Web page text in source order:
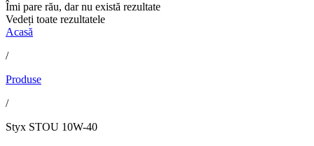
Îmi pare rău, dar nu există rezultate
Vedeți toate rezultatele
Acasă
/
Produse
/
Styx STOU 10W-40